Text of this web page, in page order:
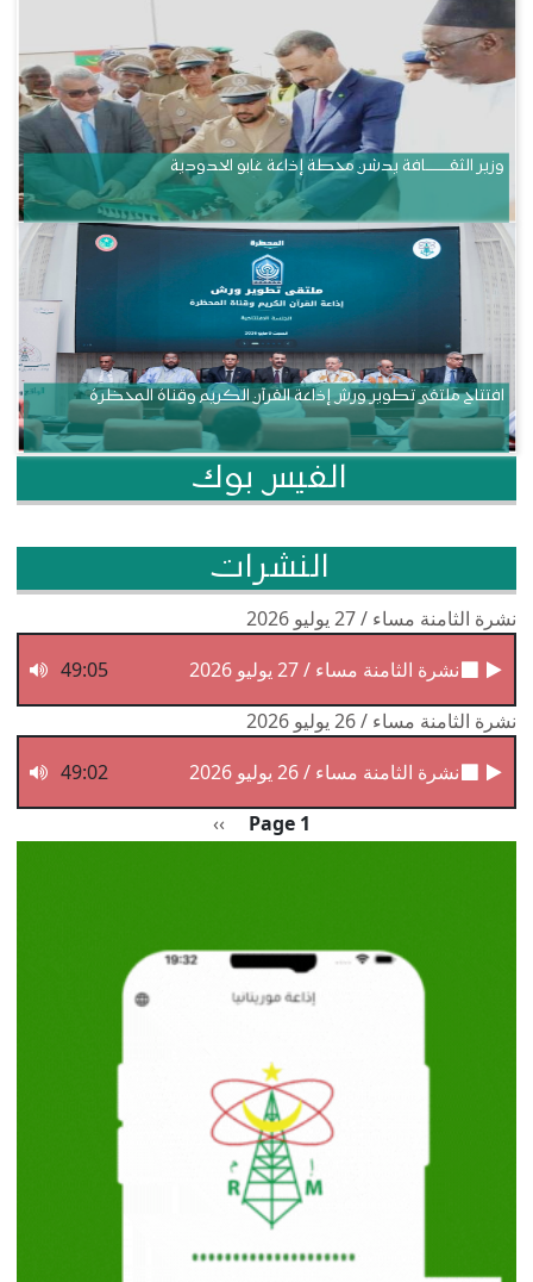
وزير الثقــــــــــافة يدشن محطة إذاعة غابو الحدودية
افتتاح ملتقى تطوير ورش إذاعة القرآن الكريم وقناة المحظرة
الفيس بوك
النشرات
نشرة الثامنة مساء / 27 يوليو 2026
نشرة الثامنة مساء / 27 يوليو 2026
49:05
نشرة الثامنة مساء / 26 يوليو 2026
نشرة الثامنة مساء / 26 يوليو 2026
49:02
Page 1 الصفحة التالية
››